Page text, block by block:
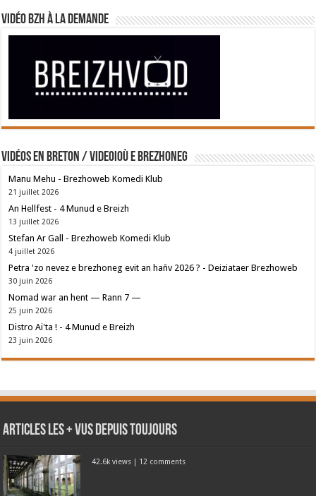
Vidéo BZH à la demande
Vidéos en breton / Videoioù e brezhoneg
Manu Mehu - Brezhoweb Komedi Klub
21 juillet 2026
An Hellfest - 4 Munud e Breizh
13 juillet 2026
Stefan Ar Gall - Brezhoweb Komedi Klub
4 juillet 2026
Petra 'zo nevez e brezhoneg evit an hañv 2026 ? - Deiziataer Brezhoweb
30 juin 2026
Nomad war an hent — Rann 7 —
25 juin 2026
Distro Ai'ta ! - 4 Munud e Breizh
23 juin 2026
Articles les + vus depuis toujours
42.6k views | 12 comments